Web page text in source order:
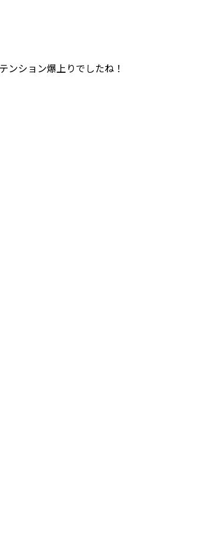
ンション爆上りでしたね！